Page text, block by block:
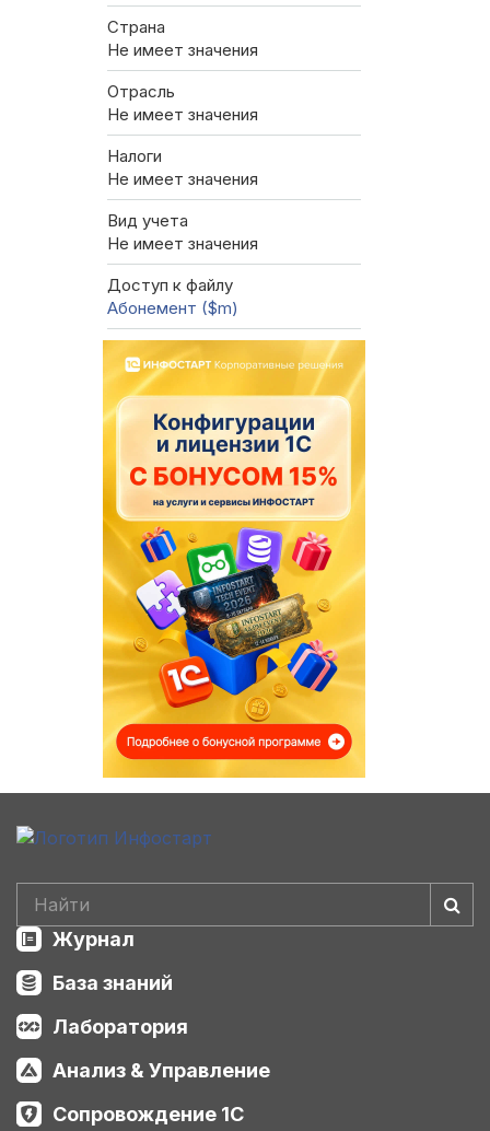
Страна
Не имеет значения
Отрасль
Не имеет значения
Налоги
Не имеет значения
Вид учета
Не имеет значения
Доступ к файлу
Абонемент ($m)
Журнал
База знаний
Лаборатория
Анализ & Управление
Сопровождение 1С